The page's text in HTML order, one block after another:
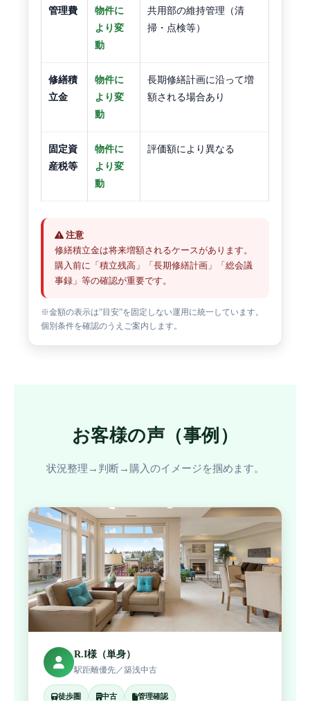
管理費
物件に
より変
動
共用部の維持管理（清
掃・点検等）
修繕積
立金
物件に
より変
動
長期修繕計画に沿って増
額される場合あり
固定資
産税等
物件に
より変
動
評価額により異なる
注意
修繕積立金は将来増額されるケースがあります。
購入前に「積立残高」「長期修繕計画」「総会議
事録」等の確認が重要です。
※金額の表示は”目安”を固定しない運用に統一しています。
個別条件を確認のうえご案内します。
お客様の声（事例）
状況整理→判断→購入のイメージを掴めます。
R.I様（単身）
駅距離優先／築浅中古
徒歩圏 中古 管理確認